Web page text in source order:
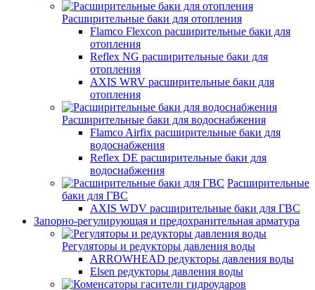
Расширительные баки для отопления
Flamco Flexcon расширительные баки для
отопления
Reflex NG расширительные баки для
отопления
AXIS WRV расширительные баки для
отопления
Расширительные баки для водоснабжения
Flamco Airfix расширительные баки для
водоснабжения
Reflex DЕ расширительные баки для
водоснабжения
Расширительные
баки для ГВС
AXIS WDV расширительные баки для ГВС
Запорно-регулирующая и предохранительная арматура
Регуляторы и редукторы давления воды
ARROWHEAD редукторы давления воды
Elsen редукторы давления воды